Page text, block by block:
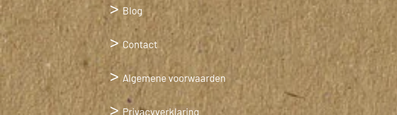
>Blog
> Contact
> Algemene voorwaarden
> Privacyverklaring